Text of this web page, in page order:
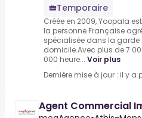
Temporaire
Créée en 2009, Yoopala
la personne Française
spécialisée dans la
domicile.Avec plus de 7
000 heure... Voir plus
Dernière mise à jour : il y a
Agent Commercial